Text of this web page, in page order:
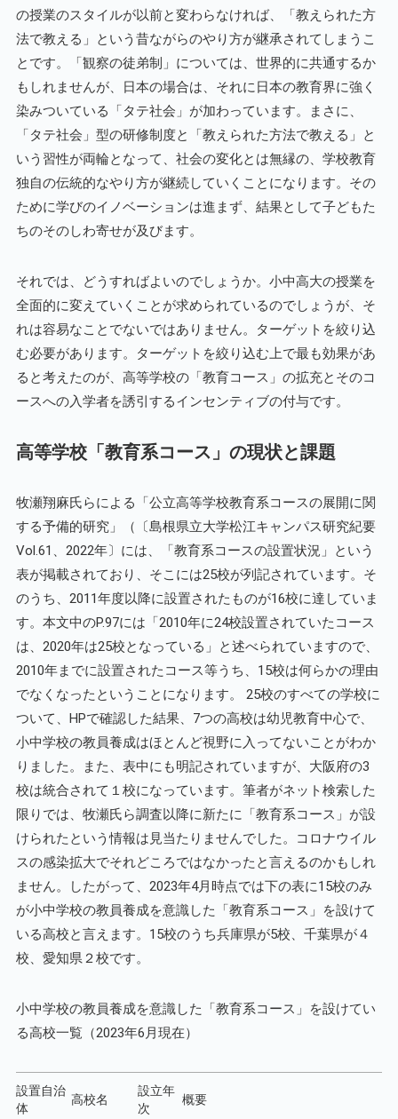
の授業のスタイルが以前と変わらなければ、「教えられた方
法で教える」という昔ながらのやり方が継承されてしまうこ
とです。「観察の徒弟制」については、世界的に共通するか
もしれませんが、日本の場合は、それに日本の教育界に強く
染みついている「タテ社会」が加わっています。まさに、
「タテ社会」型の研修制度と「教えられた方法で教える」と
いう習性が両輪となって、社会の変化とは無縁の、学校教育
独自の伝統的なやり方が継続していくことになります。その
ために学びのイノベーションは進まず、結果として子どもた
ちのそのしわ寄せが及びます。
それでは、どうすればよいのでしょうか。小中高大の授業を
全面的に変えていくことが求められているのでしょうが、そ
れは容易なことでないではありません。ターゲットを絞り込
む必要があります。ターゲットを絞り込む上で最も効果があ
ると考えたのが、高等学校の「教育コース」の拡充とそのコ
ースへの入学者を誘引するインセンティブの付与です。
高等学校「教育系コース」の現状と課題
牧瀬翔麻氏らによる「公立高等学校教育系コースの展開に関
する予備的研究」（〔島根県立大学松江キャンパス研究紀要
Vol.61、2022年〕には、「教育系コースの設置状況」という
表が掲載されており、そこには25校が列記されています。そ
のうち、2011年度以降に設置されたものが16校に達していま
す。本文中のP.97には「2010年に24校設置されていたコース
は、2020年は25校となっている」と述べられていますので、
2010年までに設置されたコース等うち、15校は何らかの理由
でなくなったということになります。 25校のすべての学校に
ついて、HPで確認した結果、7つの高校は幼児教育中心で、
小中学校の教員養成はほとんど視野に入ってないことがわか
りました。また、表中にも明記されていますが、大阪府の3
校は統合されて１校になっています。筆者がネット検索した
限りでは、牧瀬氏ら調査以降に新たに「教育系コース」が設
けられたという情報は見当たりませんでした。コロナウイル
スの感染拡大でそれどころではなかったと言えるのかもしれ
ません。したがって、2023年4月時点では下の表に15校のみ
が小中学校の教員養成を意識した「教育系コース」を設けて
いる高校と言えます。15校のうち兵庫県が5校、千葉県が４
校、愛知県２校です。
小中学校の教員養成を意識した「教育系コース」を設けてい
る高校一覧（2023年6月現在）
設置自治
体
高校名
設立年
次
概要